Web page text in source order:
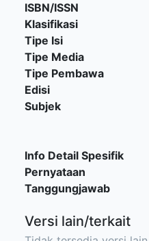
ISBN/ISSN
Klasifikasi
Tipe Isi
Tipe Media
Tipe Pembawa
Edisi
Subjek
Info Detail Spesifik
Pernyataan
Tanggungjawab
Versi lain/terkait